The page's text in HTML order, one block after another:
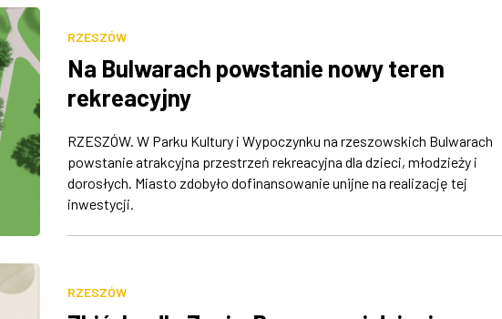
RZESZÓW
Na Bulwarach powstanie nowy teren
rekreacyjny
RZESZÓW. W Parku Kultury i Wypoczynku na rzeszowskich Bulwarach
powstanie atrakcyjna przestrzeń rekreacyjna dla dzieci, młodzieży i
dorosłych. Miasto zdobyło dofinansowanie unijne na realizację tej
inwestycji.
RZESZÓW